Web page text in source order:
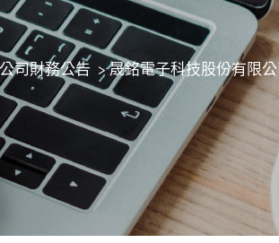
公司財務公告 >晟銘電子科技股份有限